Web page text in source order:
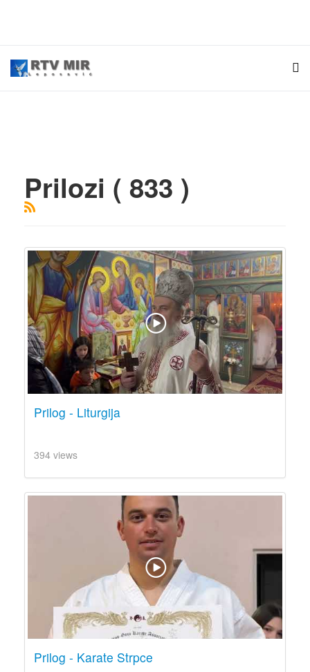
Prilozi ( 833 )
Prilog - Liturgija
394 views
Prilog - Karate Strpce